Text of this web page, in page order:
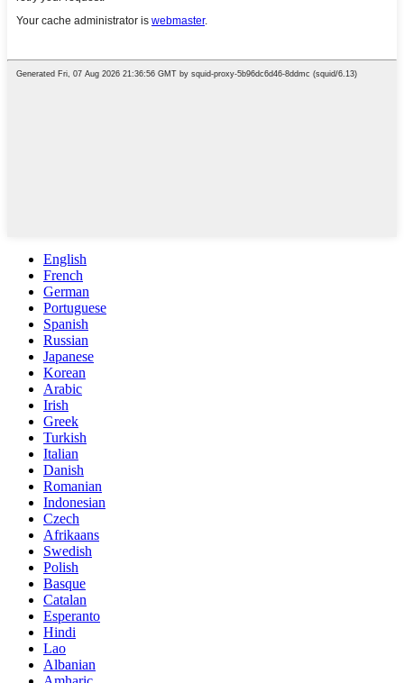
English
French
German
Portuguese
Spanish
Russian
Japanese
Korean
Arabic
Irish
Greek
Turkish
Italian
Danish
Romanian
Indonesian
Czech
Afrikaans
Swedish
Polish
Basque
Catalan
Esperanto
Hindi
Lao
Albanian